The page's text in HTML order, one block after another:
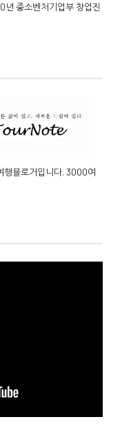
중소벤처기업부 창업진
행블로거입니다. 3000여